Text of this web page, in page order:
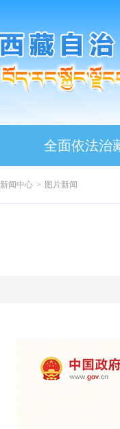
全面依法治
新闻中心 > 图片新闻